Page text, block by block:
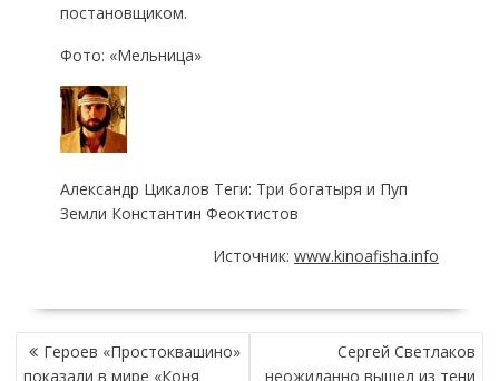
постановщиком.
Фото: «Мельница»
Александр Цикалов Теги: Три богатыря и Пуп
Земли Константин Феоктистов
Источник:www.kinoafisha.info
НАВИГАЦИЯ
ПО Героев «Простоквашино»
показали в мире «Коня
Сергей Светлаков
неожиданно вышел из тени